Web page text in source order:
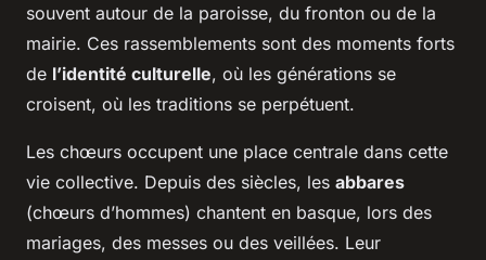
souvent autour de la paroisse, du fronton ou de la
mairie. Ces rassemblements sont des moments forts
de l’identité culturelle, où les générations se
croisent, où les traditions se perpétuent.
Les chœurs occupent une place centrale dans cette
vie collective. Depuis des siècles, les abbares
(chœurs d’hommes) chantent en basque, lors des
mariages, des messes ou des veillées. Leur